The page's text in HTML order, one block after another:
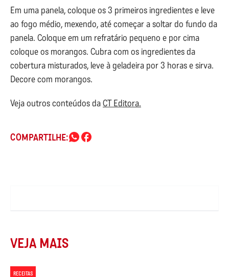
Em uma panela, coloque os 3 primeiros ingredientes e leve
ao fogo médio, mexendo, até começar a soltar do fundo da
panela. Coloque em um refratário pequeno e por cima
coloque os morangos. Cubra com os ingredientes da
cobertura misturados, leve à geladeira por 3 horas e sirva.
Decore com morangos.
Veja outros conteúdos daCT Editora.
COMPARTILHE:
VEJA MAIS
RECEITAS